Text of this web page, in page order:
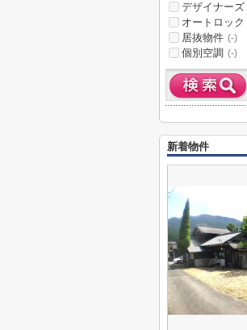
デザイナーズ
オートロック
居抜物件 (-)
個別空調 (-)
新着物件